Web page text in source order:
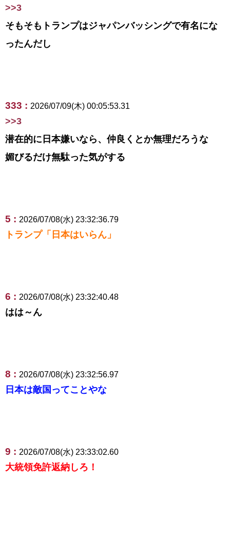
>>3
そもそもトランプはジャパンバッシングで有名にな
ったんだし
333 : 2026/07/09(木) 00:05:53.31
>>3
潜在的に日本嫌いなら、仲良くとか無理だろうな
媚びるだけ無駄った気がする
5 : 2026/07/08(水) 23:32:36.79
トランプ「日本はいらん」
6 : 2026/07/08(水) 23:32:40.48
はは～ん
8 : 2026/07/08(水) 23:32:56.97
日本は敵国ってことやな
9 : 2026/07/08(水) 23:33:02.60
大統領免許返納しろ！